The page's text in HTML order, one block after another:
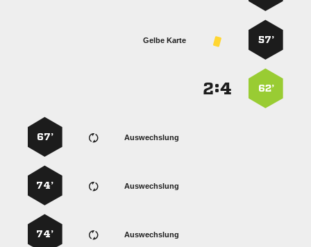
57’
Gelbe Karte
62’
:
Auswechslung
67’
Auswechslung
74’
Auswechslung
74’